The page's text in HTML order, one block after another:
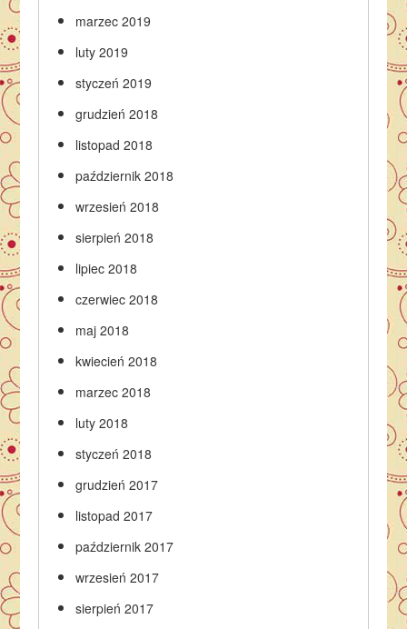
marzec 2019
luty 2019
styczeń 2019
grudzień 2018
listopad 2018
październik 2018
wrzesień 2018
sierpień 2018
lipiec 2018
czerwiec 2018
maj 2018
kwiecień 2018
marzec 2018
luty 2018
styczeń 2018
grudzień 2017
listopad 2017
październik 2017
wrzesień 2017
sierpień 2017